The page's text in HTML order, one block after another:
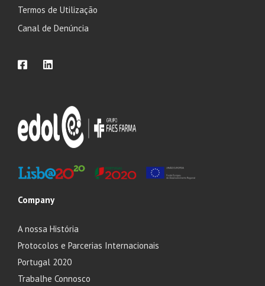
Termos de Utilização
Canal de Denúncia
Company
A nossa História
Protocolos e Parcerias Internacionais
Portugal 2020
Trabalhe Connosco